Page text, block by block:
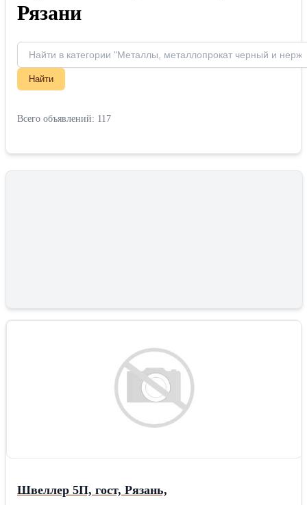
Рязани
Найти
Всего объявлений: 117
Швеллер 5П, гост, Рязань,